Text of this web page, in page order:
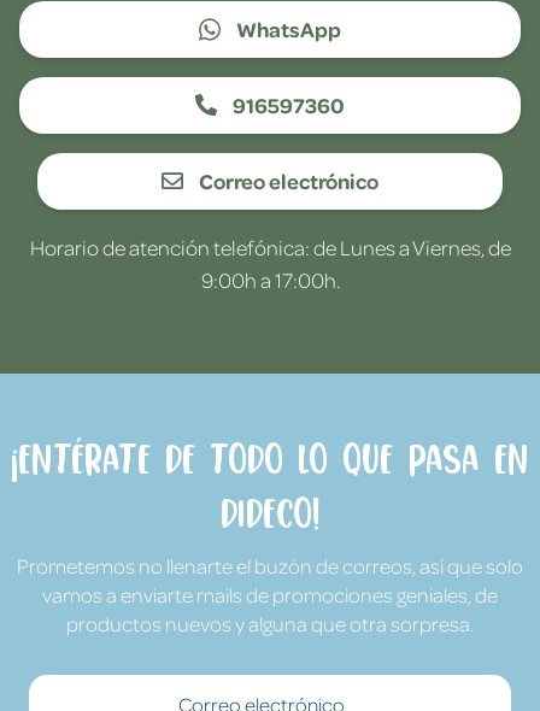
WhatsApp
916597360
Correo electrónico
Horario de atención telefónica: de Lunes a Viernes, de
9:00h a 17:00h.
¡Entérate de todo lo que pasa en
Dideco!
Prometemos no llenarte el buzón de correos, así que solo
vamos a enviarte mails de promociones geniales, de
productos nuevos y alguna que otra sorpresa.